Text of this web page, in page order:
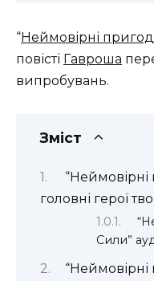
“Неймовірні
повісті Гавроша
випробувань.
Зміст
головні герої
Сили”